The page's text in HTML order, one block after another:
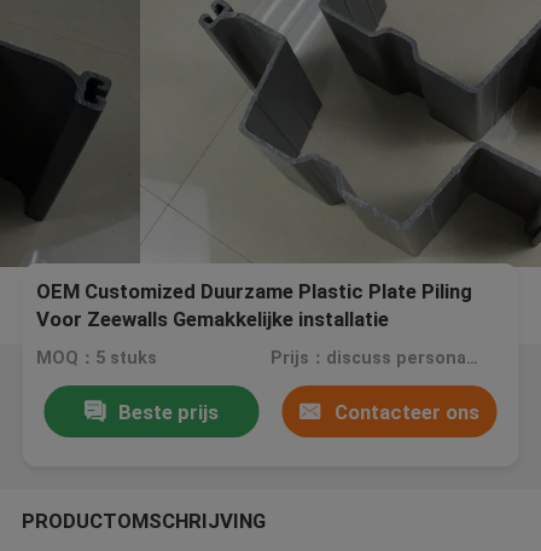
OEM Customized Duurzame Plastic Plate Piling
Voor Zeewalls Gemakkelijke installatie
MOQ：5 stuks Prijs：discuss personally
Beste prijs Contacteer ons
PRODUCTOMSCHRIJVING